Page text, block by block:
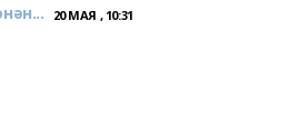
20 МАЯ , 10:31